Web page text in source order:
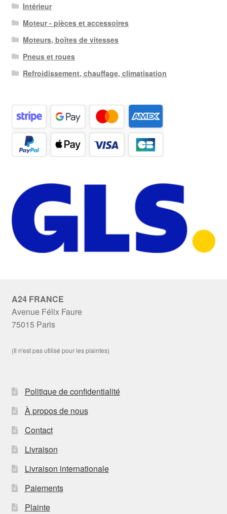
Intérieur
Moteur - pièces et accessoires
Moteurs, boîtes de vitesses
Pneus et roues
Refroidissement, chauffage, climatisation
A24 FRANCE
Avenue Félix Faure
75015 Paris
(Il n'est pas utilisé pour les plaintes)
Politique de confidentialité
À propos de nous
Contact
Livraison
Livraison internationale
Paiements
Plainte